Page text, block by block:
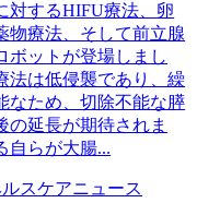
対するHIFU療法、卵
物療法、そして前立腺
ボットが登場しまし
法は低侵襲であり、繰
なため、切除不能な膵
の延長が期待されま
自らが大腸...
スケアニュース